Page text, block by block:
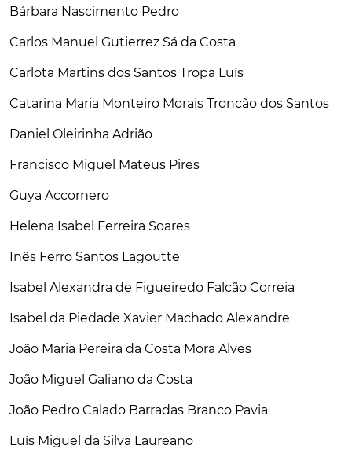
Bárbara Nascimento Pedro
Carlos Manuel Gutierrez Sá da Costa
Carlota Martins dos Santos Tropa Luís
Catarina Maria Monteiro Morais Troncão dos Santos
Daniel Oleirinha Adrião
Francisco Miguel Mateus Pires
Guya Accornero
Helena Isabel Ferreira Soares
Inês Ferro Santos Lagoutte
Isabel Alexandra de Figueiredo Falcão Correia
Isabel da Piedade Xavier Machado Alexandre
João Maria Pereira da Costa Mora Alves
João Miguel Galiano da Costa
João Pedro Calado Barradas Branco Pavia
Luís Miguel da Silva Laureano